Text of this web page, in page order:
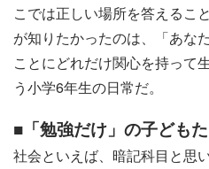
こでは正しい場所を答えるこ
が知りたかったのは、「あな
ことにどれだけ関心を持って
う小学6年生の日常だ。
■「勉強だけ」の子ども
社会といえば、暗記科目と思